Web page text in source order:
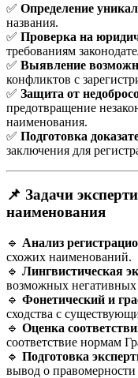
✅ Определение
названия.
✅ Проверка на
требованиям
✅ Выявление
конфликтов с
✅ Защита от
предотвращение
наименования.
✅ Подготовка
заключения для
📌 Задачи
наименования
🔹 Анализ
схожих наименований.
🔹 Лингвистическая
возможных негативных
🔹 Фонетический и
сходства с
🔹 Оценка
соответствие нормам
🔹 Подготовка
вывод о правомерности